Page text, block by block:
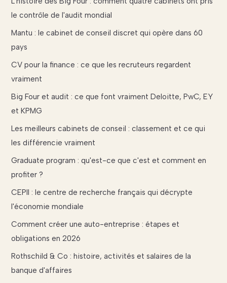
le contrôle de l'audit mondial
Mantu : le cabinet de conseil discret qui opère dans 60
pays
CV pour la finance : ce que les recruteurs regardent
vraiment
Big Four et audit : ce que font vraiment Deloitte, PwC, EY
et KPMG
Les meilleurs cabinets de conseil : classement et ce qui
les différencie vraiment
Graduate program : qu'est-ce que c'est et comment en
profiter ?
CEPII : le centre de recherche français qui décrypte
l'économie mondiale
Comment créer une auto-entreprise : étapes et
obligations en 2026
Rothschild & Co : histoire, activités et salaires de la
banque d'affaires